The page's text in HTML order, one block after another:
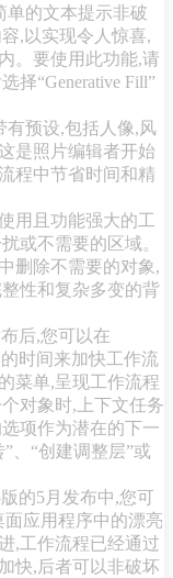
单的文本提示非破
,以实现令人惊喜,
。要使用此功能,请
择“Generative Fill”
有预设,包括人像,风
是照片编辑者开始
程中节省时间和精
用且功能强大的工
或不需要的区域。
删除不需要的对象,
性和复杂多变的背
布后,您可以在
时间来加快工作流
菜单,呈现工作流程
对象时,上下文任务
项作为潜在的下一
、“创建调整层”或
的5月发布中,您可
面应用程序中的漂亮
,工作流程已经通过
快,后者可以非破坏